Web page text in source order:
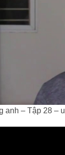
anh – Tập 28 – u